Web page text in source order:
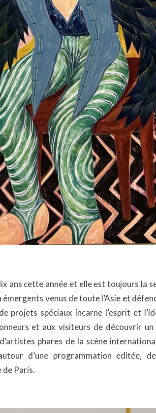
ans cette année et elle est toujours la
venus de toute l’Asie et
projets spéciaux incarne l’esprit et
et aux visiteurs de découvrir un
phares de la scène
d’une programmation editée,
de Paris.